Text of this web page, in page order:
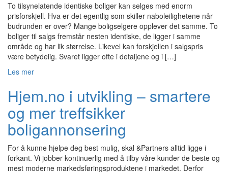
To tilsynelatende identiske boliger kan selges med enorm
prisforskjell. Hva er det egentlig som skiller naboleilighetene når
budrunden er over? Mange boligselgere opplever det samme. To
boliger til salgs fremstår nesten identiske, de ligger i samme
område og har lik størrelse. Likevel kan forskjellen i salgspris
være betydelig. Svaret ligger ofte i detaljene og i […]
Les mer
Hjem.no i utvikling – smartere
og mer treffsikker
boligannonsering
For å kunne hjelpe deg best mulig, skal &Partners alltid ligge i
forkant. Vi jobber kontinuerlig med å tilby våre kunder de beste og
mest moderne markedsføringsproduktene i markedet. Derfor